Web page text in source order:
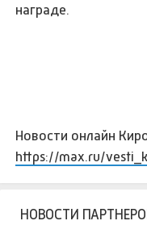
награде.
Новости онлайн
https://max.ru/
НОВОСТИ